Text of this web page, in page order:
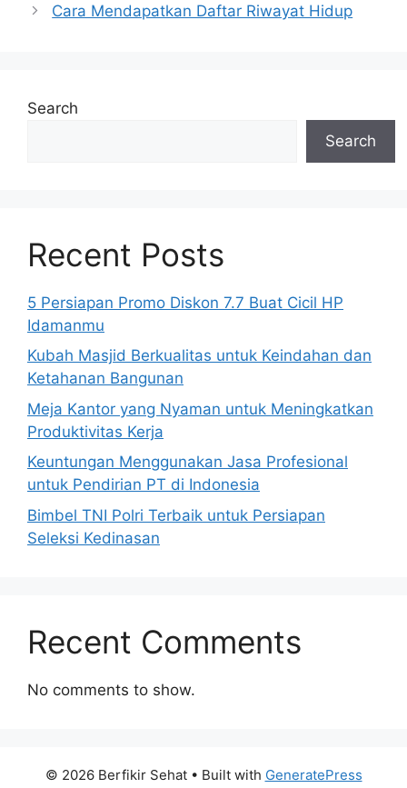
Cara Mendapatkan Daftar Riwayat Hidup
Search
Search
Recent Posts
5 Persiapan Promo Diskon 7.7 Buat Cicil HP
Idamanmu
Kubah Masjid Berkualitas untuk Keindahan dan
Ketahanan Bangunan
Meja Kantor yang Nyaman untuk Meningkatkan
Produktivitas Kerja
Keuntungan Menggunakan Jasa Profesional
untuk Pendirian PT di Indonesia
Bimbel TNI Polri Terbaik untuk Persiapan
Seleksi Kedinasan
Recent Comments
No comments to show.
© 2026 Berfikir Sehat• Built with GeneratePress